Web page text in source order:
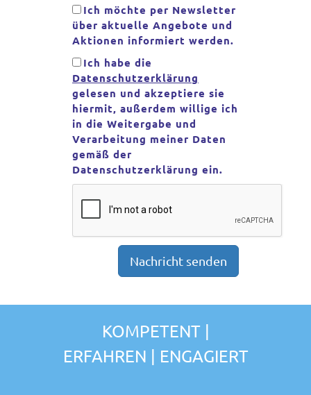
Ich möchte per Newsletter
über aktuelle Angebote und
Aktionen informiert werden.
Ich habe die
Datenschutzerklärung
gelesen und akzeptiere sie
hiermit, außerdem willige ich
in die Weitergabe und
Verarbeitung meiner Daten
gemäß der
Datenschutzerklärung ein.
KOMPETENT |
ERFAHREN | ENGAGIERT